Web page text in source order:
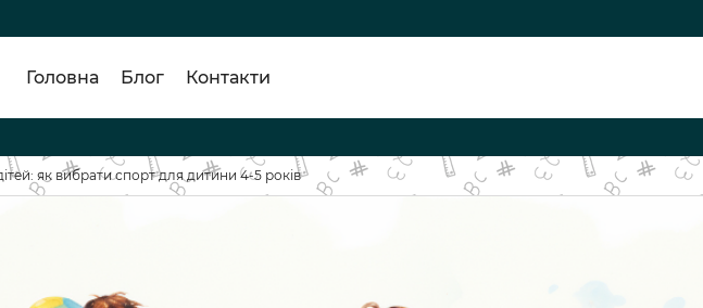
Головна Блог Контакти
як вибрати спорт для дитини 4-5 років